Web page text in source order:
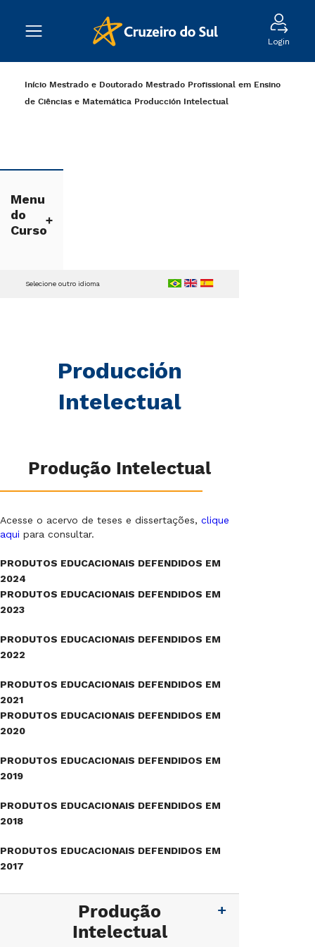
Login
Início Mestrado e Doutorado Mestrado Profissional em Ensino
de Ciências e Matemática Producción Intelectual
Menu
do
Curso
Producción
Intelectual
Selecione outro idioma
Produção Intelectual
Acesse o acervo de teses e dissertações, clique
aqui para consultar.
PRODUTOS EDUCACIONAIS DEFENDIDOS EM
2024
PRODUTOS EDUCACIONAIS DEFENDIDOS EM
2023
PRODUTOS EDUCACIONAIS DEFENDIDOS EM
2022
PRODUTOS EDUCACIONAIS DEFENDIDOS EM
2021
PRODUTOS EDUCACIONAIS DEFENDIDOS EM
2020
PRODUTOS EDUCACIONAIS DEFENDIDOS EM
2019
PRODUTOS EDUCACIONAIS DEFENDIDOS EM
2018
PRODUTOS EDUCACIONAIS DEFENDIDOS EM
2017
Produção
Intelectual